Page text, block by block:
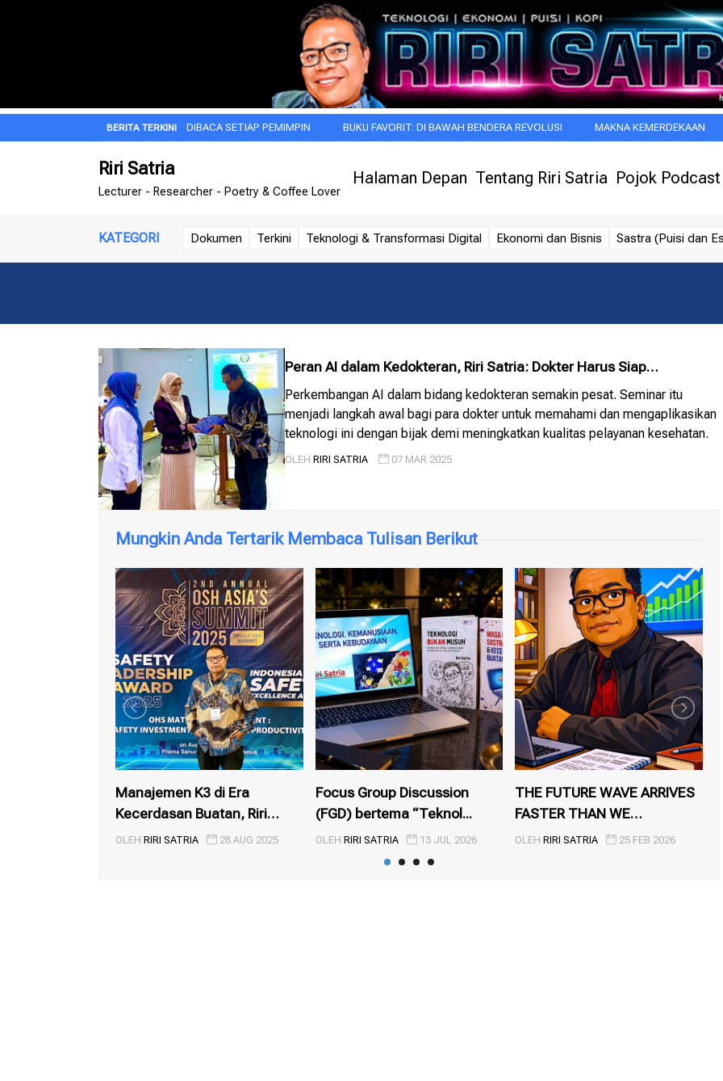
BUKU YANG WAJIB DIBACA SETIAP PEMIMPIN BUKU FAVORIT: DI BAWAH BENDERA REVOLUSI MAKNA KEMERDEKAAN DOA
Riri Satria
Lecturer - Researcher - Poetry & Coffee Lover
Halaman Depan Tentang Riri Satria Pojok Podcast
KATEGORI Dokumen Terkini Teknologi & Transformasi Digital Ekonomi dan Bisnis Sastra (Puisi dan
Peran AI dalam Kedokteran, Riri Satria: Dokter Harus Siap
Beradaptasi
Perkembangan AI dalam bidang kedokteran semakin pesat. Seminar itu
menjadi langkah awal bagi para dokter untuk memahami dan mengaplikasikan
teknologi ini dengan bijak demi meningkatkan kualitas pelayanan kesehatan.
OLEH RIRI SATRIA 07 MAR 2025
Mungkin Anda Tertarik Membaca Tulisan Berikut
Manajemen K3 di Era
Kecerdasan Buatan, Riri
Satria...
OLEH RIRI SATRIA 28 AUG 2025
Focus Group Discussion
(FGD) bertema “Teknol...
OLEH RIRI SATRIA 13 JUL 2026
THE FUTURE WAVE ARRIVES
FASTER THAN WE
EXPECTED
OLEHRIRI SATRIA 25 FEB 2026